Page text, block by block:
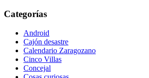
Categorías
Android
Cajón desastre
Calendario Zaragozano
Cinco Villas
Concejal